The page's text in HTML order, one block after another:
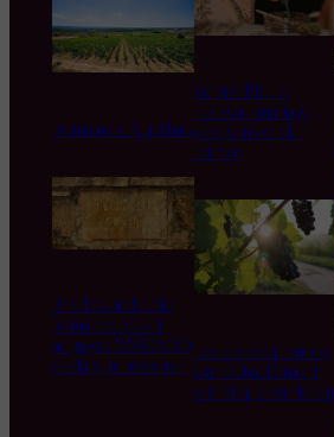
Domaine d’Aupilhac
Une bouteille de
Romanée-Conti
adjugée 558.000
dollars, un record
Vin & CBD : Le
nouveau mariage
des sens et du
terroir
Les conséquences
du réchauffement
climatique sur le vin